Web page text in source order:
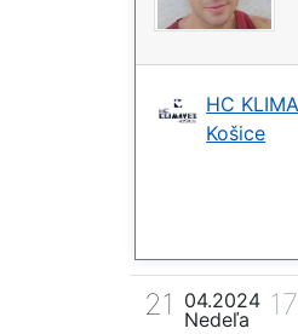
HC
Košice
21
04.2024
Nedeľa